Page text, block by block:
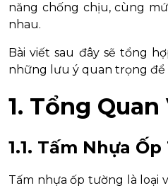
năng chống chịu, cùng
nhau.
Bài viết sau đây sẽ tổng
những lưu ý quan trọng
1. Tổng
1.1. Tấm Nhựa
Tấm nhựa ốp tường là loại